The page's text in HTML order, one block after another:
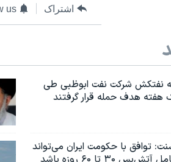
اشتراک us
نفتکش شرکت نفت ابوظبی طی
هفته هدف حمله قرار گرفتند
توافق با حکومت ایران می‌تواند